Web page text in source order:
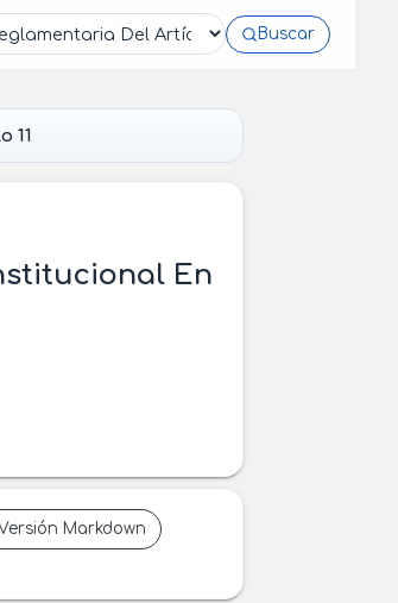
Buscar
11
En
Markdown